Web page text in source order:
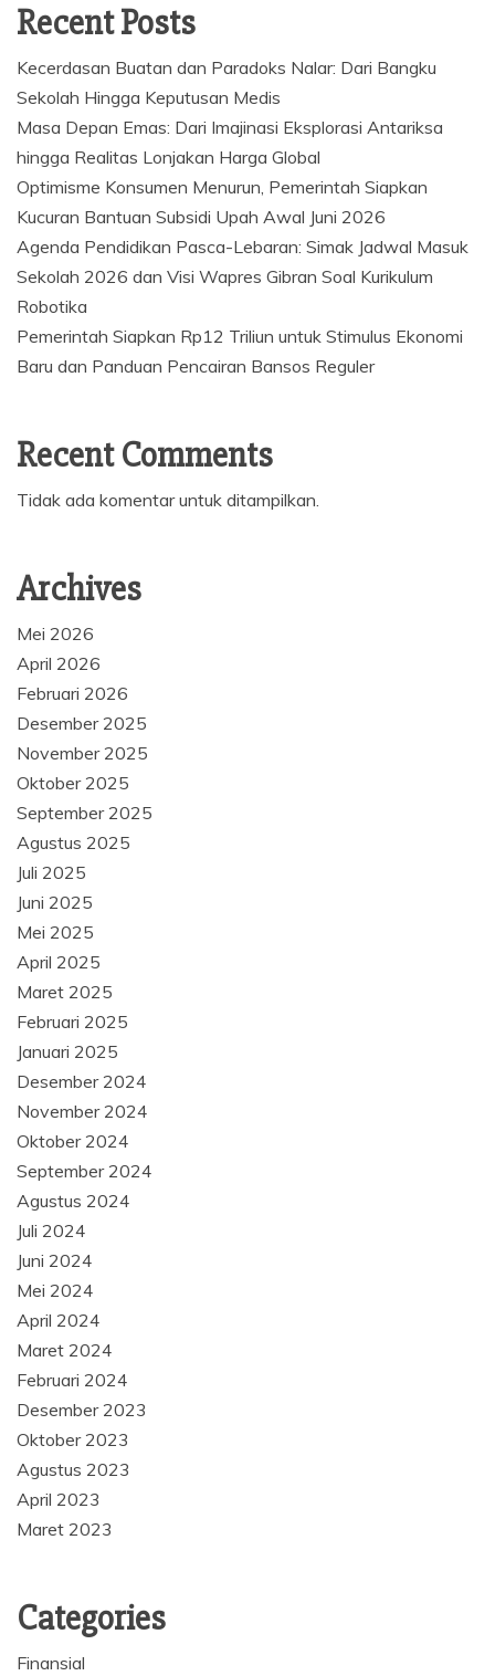
Recent Posts
Kecerdasan Buatan dan Paradoks Nalar: Dari Bangku
Sekolah Hingga Keputusan Medis
Masa Depan Emas: Dari Imajinasi Eksplorasi Antariksa
hingga Realitas Lonjakan Harga Global
Optimisme Konsumen Menurun, Pemerintah Siapkan
Kucuran Bantuan Subsidi Upah Awal Juni 2026
Agenda Pendidikan Pasca-Lebaran: Simak Jadwal Masuk
Sekolah 2026 dan Visi Wapres Gibran Soal Kurikulum
Robotika
Pemerintah Siapkan Rp12 Triliun untuk Stimulus Ekonomi
Baru dan Panduan Pencairan Bansos Reguler
Recent Comments
Tidak ada komentar untuk ditampilkan.
Archives
Mei 2026
April 2026
Februari 2026
Desember 2025
November 2025
Oktober 2025
September 2025
Agustus 2025
Juli 2025
Juni 2025
Mei 2025
April 2025
Maret 2025
Februari 2025
Januari 2025
Desember 2024
November 2024
Oktober 2024
September 2024
Agustus 2024
Juli 2024
Juni 2024
Mei 2024
April 2024
Maret 2024
Februari 2024
Desember 2023
Oktober 2023
Agustus 2023
April 2023
Maret 2023
Categories
Finansial